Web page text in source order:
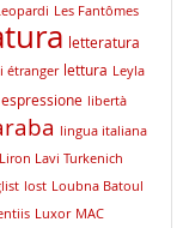
Les Fantômes
letteratura
étranger lettura Leyla
libertà
lingua italiana
Liron Lavi Turkenich
lost Loubna Batoul
Luxor MAC